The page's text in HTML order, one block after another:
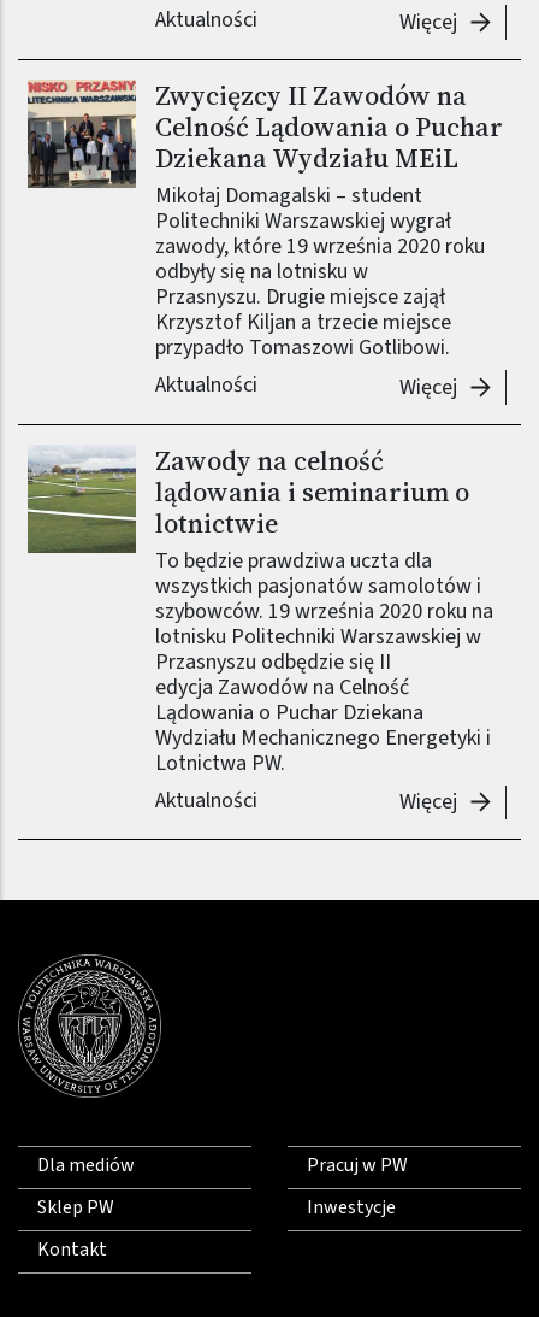
Aktualności
Więcej Na
Zwycięzcy II Zawodów na
Celność Lądowania o Puchar
Dziekana Wydziału MEiL
Mikołaj Domagalski – student
Politechniki Warszawskiej wygrał
zawody, które 19 września 2020 roku
odbyły się na lotnisku w
Przasnyszu. Drugie miejsce zajął
Krzysztof Kiljan a trzecie miejsce
przypadło Tomaszowi Gotlibowi.
Aktualności
Więcej
Zawody na celność
lądowania i seminarium o
lotnictwie
To będzie prawdziwa uczta dla
wszystkich pasjonatów samolotów i
szybowców. 19 września 2020 roku na
lotnisku Politechniki Warszawskiej w
Przasnyszu odbędzie się II
edycja Zawodów na Celność
Lądowania o Puchar Dziekana
Wydziału Mechanicznego Energetyki i
Lotnictwa PW.
Aktualności
Więcej
Dla mediów
Sklep PW
Kontakt
Pracuj w PW
Inwestycje